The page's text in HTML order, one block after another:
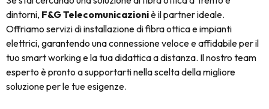
dintorni, F&G Telecomunicazioniè il partner ideale.
Offriamo servizi di installazione di fibra ottica e impianti
elettrici, garantendo una connessione veloce e affidabile per il
tuo smart working e la tua didattica a distanza. Il nostro team
esperto è pronto a supportarti nella scelta della migliore
soluzione per le tue esigenze.